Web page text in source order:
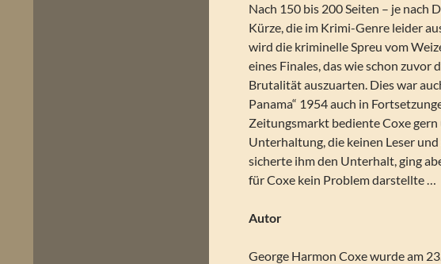
Nach 150 bis 200 Seiten – je nach
Kürze, die im Krimi-Genre leider
wird die kriminelle Spreu vom
eines Finales, das wie schon
Brutalität auszuarten. Dies war
Panama“ 1954 auch in
Zeitungsmarkt bediente Coxe
Unterhaltung, die keinen Leser
sicherte ihm den Unterhalt, ging
für Coxe kein Problem darstellte …
Autor
George Harmon Coxe wurde am